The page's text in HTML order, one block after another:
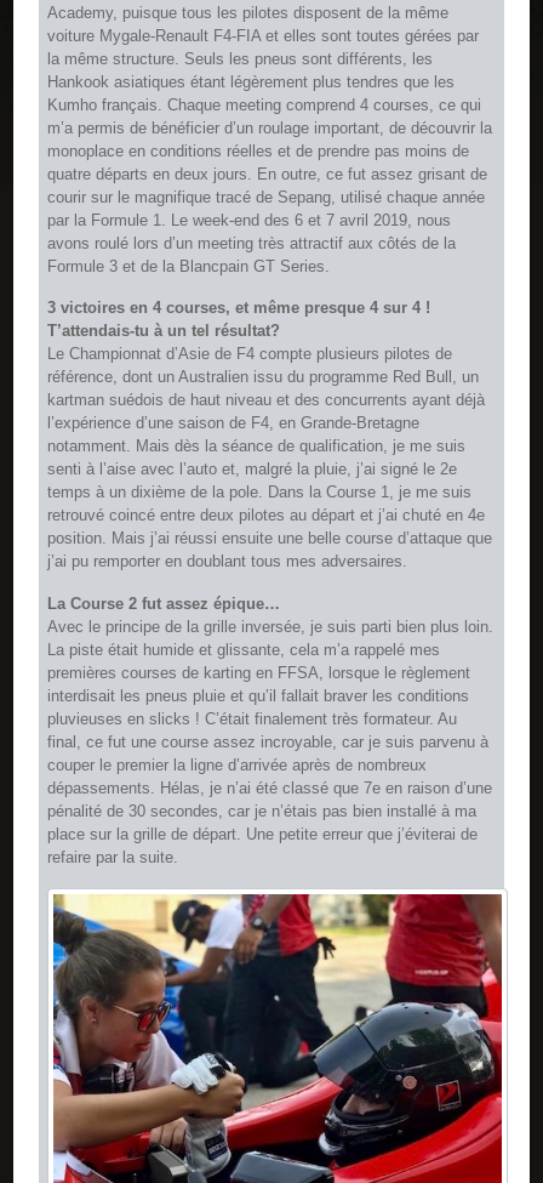
Academy, puisque tous les pilotes disposent de la même
voiture Mygale-Renault F4-FIA et elles sont toutes gérées par
la même structure. Seuls les pneus sont différents, les
Hankook asiatiques étant légèrement plus tendres que les
Kumho français. Chaque meeting comprend 4 courses, ce qui
m’a permis de bénéficier d’un roulage important, de découvrir la
monoplace en conditions réelles et de prendre pas moins de
quatre départs en deux jours. En outre, ce fut assez grisant de
courir sur le magnifique tracé de Sepang, utilisé chaque année
par la Formule 1. Le week-end des 6 et 7 avril 2019, nous
avons roulé lors d’un meeting très attractif aux côtés de la
Formule 3 et de la Blancpain GT Series.
3 victoires en 4 courses, et même presque 4 sur 4 !
T’attendais-tu à un tel résultat?
Le Championnat d’Asie de F4 compte plusieurs pilotes de
référence, dont un Australien issu du programme Red Bull, un
kartman suédois de haut niveau et des concurrents ayant déjà
l’expérience d’une saison de F4, en Grande-Bretagne
notamment. Mais dès la séance de qualification, je me suis
senti à l’aise avec l’auto et, malgré la pluie, j’ai signé le 2e
temps à un dixième de la pole. Dans la Course 1, je me suis
retrouvé coincé entre deux pilotes au départ et j’ai chuté en 4e
position. Mais j’ai réussi ensuite une belle course d’attaque que
j’ai pu remporter en doublant tous mes adversaires.
La Course 2 fut assez épique…
Avec le principe de la grille inversée, je suis parti bien plus loin.
La piste était humide et glissante, cela m’a rappelé mes
premières courses de karting en FFSA, lorsque le règlement
interdisait les pneus pluie et qu’il fallait braver les conditions
pluvieuses en slicks ! C’était finalement très formateur. Au
final, ce fut une course assez incroyable, car je suis parvenu à
couper le premier la ligne d’arrivée après de nombreux
dépassements. Hélas, je n’ai été classé que 7e en raison d’une
pénalité de 30 secondes, car je n’étais pas bien installé à ma
place sur la grille de départ. Une petite erreur que j’éviterai de
refaire par la suite.